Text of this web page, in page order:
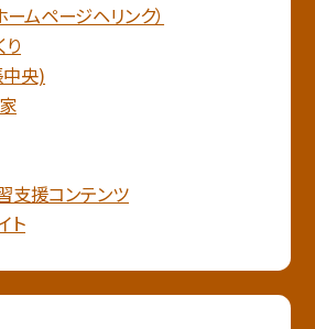
ムページヘリンク）
央)
支援コンテンツ
ト